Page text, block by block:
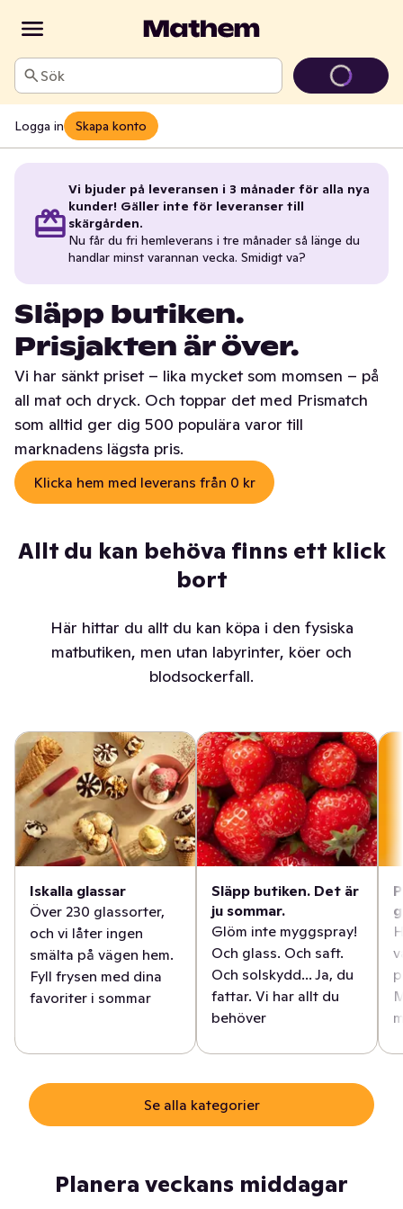
Sök
Logga in Skapa konto
Vi bjuder på leveransen i 3 månader för alla nya
kunder! Gäller inte för leveranser till
skärgården.
Nu får du fri hemleverans i tre månader så länge du
handlar minst varannan vecka. Smidigt va?
Släpp butiken.
Prisjakten är över.
Vi har sänkt priset – lika mycket som momsen – på
all mat och dryck. Och toppar det med Prismatch
som alltid ger dig 500 populära varor till
marknadens lägsta pris.
Klicka hem med leverans från 0 kr
Allt du kan behöva finns ett klick
bort
Här hittar du allt du kan köpa i den fysiska
matbutiken, men utan labyrinter, köer och
blodsockerfall.
Iskalla glassar
Över 230 glassorter,
och vi låter ingen
smälta på vägen hem.
Fyll frysen med dina
favoriter i sommar
Släpp butiken. Det är
ju sommar.
Glöm inte myggspray!
Och glass. Och saft.
Och solskydd... Ja, du
fattar. Vi har allt du
behöver
Se alla kategorier
Planera veckans middagar